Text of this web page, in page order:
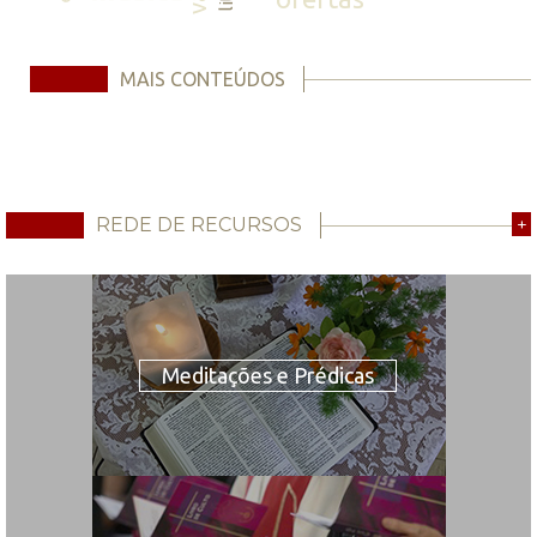
MAIS CONTEÚDOS
REDE DE RECURSOS +
Meditações e Prédicas